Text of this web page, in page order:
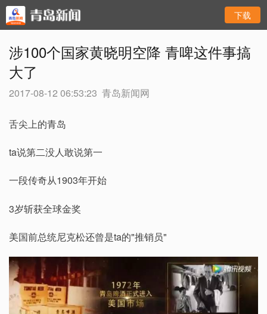
下载
涉100个国家黄晓明空降 青啤这件事搞
大了
2017-08-12 06:53:23 青岛新闻网
舌尖上的青岛
ta说第二没人敢说第一
一段传奇从1903年开始
3岁斩获全球金奖
美国前总统尼克松还曾是ta的"推销员"